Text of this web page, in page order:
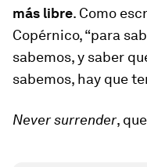
más libre. Como
Copérnico, “para
sabemos, y saber
sabemos, hay que
Never surrender,